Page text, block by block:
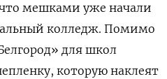
мешками уже начали
колледж. Помимо
для школ
которую наклеят